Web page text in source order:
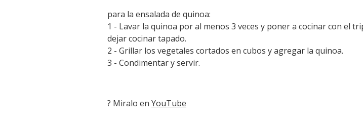
para la ensalada de quinoa:
1 - Lavar la quinoa por al menos 3 veces y poner a cocinar con el
dejar cocinar tapado.
2 - Grillar los vegetales cortados en cubos y agregar la quinoa.
3 - Condimentar y servir.
? Miralo en YouTube